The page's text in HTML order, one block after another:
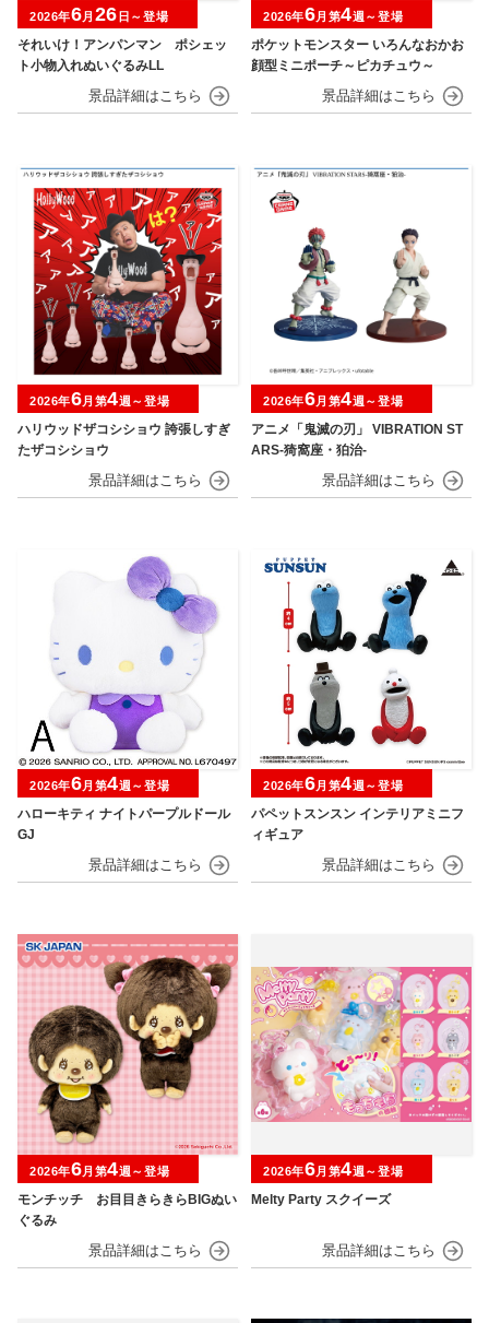
それいけ！アンパンマン ポシェッ
ト小物入れぬいぐるみLL
2026年6月 26 日～登場
ポケットモンスター いろんなおかお
顔型ミニポーチ～ピカチュウ～
2026年6月第4週～登場
ハリウッドザコシショウ 誇張しすぎ
たザコシショウ
2026年6月第4週～登場
アニメ「鬼滅の刃」 VIBRATION ST
ARS-猗窩座・狛治-
2026年6月第4週～登場
ハローキティ ナイトパープルドール
GJ
2026年6月第4週～登場
パペットスンスン インテリアミニフ
ィギュア
2026年6月第4週～登場
モンチッチ お目目きらきらBIGぬい
ぐるみ
2026年6月第4週～登場
Melty Party スクイーズ
2026年6月第4週～登場